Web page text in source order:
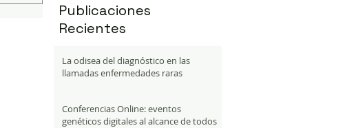
Publicaciones
Recientes
La odisea del diagnóstico en las
llamadas enfermedades raras
Conferencias Online: eventos
genéticos digitales al alcance de todos